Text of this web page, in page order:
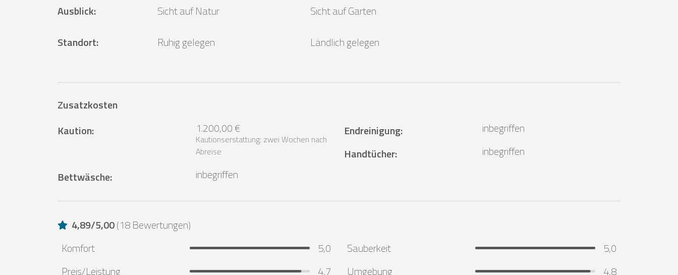
Ausblick: Sicht auf Natur
Sicht auf Garten
Standort: Ruhig gelegen Ländlich gelegen
Zusatzkosten
Kaution: 1.200,00 €
Kautionserstattung: zwei Wochen nach
Abreise
Bettwäsche: inbegriffen
Endreinigung:
inbegriffen
Handtücher: inbegriffen
4,89/5,00(18 Bewertungen)
Komfort
5,0 Sauberkeit
5,0
Preis/Leistung
4,7 Umgebung 4,8